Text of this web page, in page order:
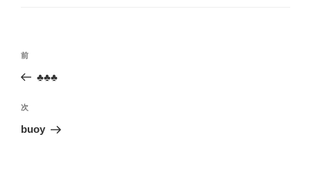
投
ビ
ゲ
前
の
稿
前
♣️♣️♣️
次
の
次
buoy